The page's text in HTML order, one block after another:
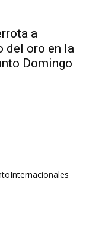
a
del oro en la
Domingo
Internacionales